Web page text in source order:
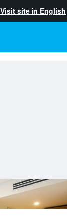
Visit site in English